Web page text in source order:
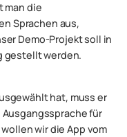
man die
Sprachen aus,
Demo-Projekt soll in
gestellt werden.
hat, muss er
für
wir die App vom